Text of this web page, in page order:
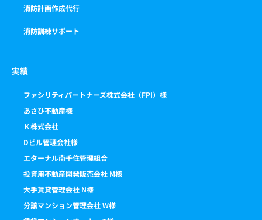
消防計画作成代行
消防訓練サポート
実績
ファシリティパートナーズ株式会社（FPI）様
あさひ不動産様
Ｋ株式会社
Dビル管理会社様
エターナル南千住管理組合
投資用不動産開発販売会社 M様
大手賃貸管理会社 N様
分譲マンション管理会社 W様